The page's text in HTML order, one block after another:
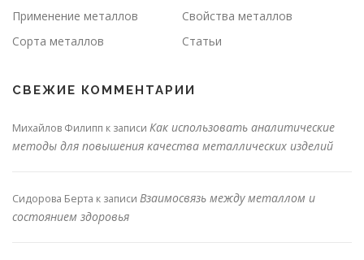
Применение металлов
Свойства металлов
Сорта металлов
Статьи
СВЕЖИЕ КОММЕНТАРИИ
Михайлов Филипп к записи Как использовать аналитические
методы для повышения качества металлических изделий
Сидорова Берта к записи Взаимосвязь между металлом и
состоянием здоровья